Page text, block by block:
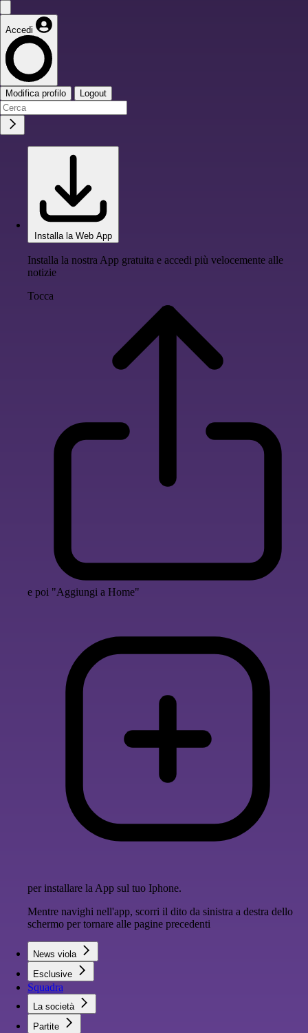
Accedi
Modifica profilo Logout
Installa la Web App
Installa la nostra App gratuita e accedi più velocemente alle
notizie
Tocca
e poi "Aggiungi a Home"
per installare la App sul tuo Iphone.
Mentre navighi nell'app, scorri il dito da sinistra a destra dello
schermo per tornare alle pagine precedenti
News viola
Esclusive
Squadra
La società
Partite